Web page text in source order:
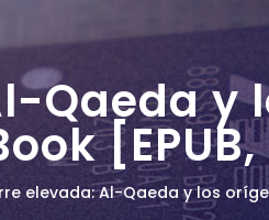
Qaeda y
[EPUB,
elevada: Al-Qaeda y los